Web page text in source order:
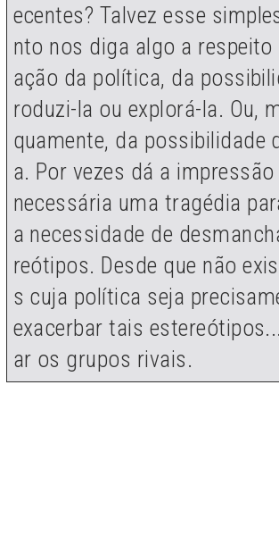
ecentes? Talvez esse
nto nos diga algo a
ação da política, da
roduzi-la ou explorá-la. Ou,
quamente, da possibilidade
a. Por vezes dá a impressão
necessária uma tragédia
a necessidade de
reótipos. Desde que não
s cuja política seja
exacerbar tais
ar os grupos rivais.